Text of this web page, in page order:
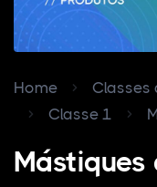
Home
Classes
Classe 1
Mástiques